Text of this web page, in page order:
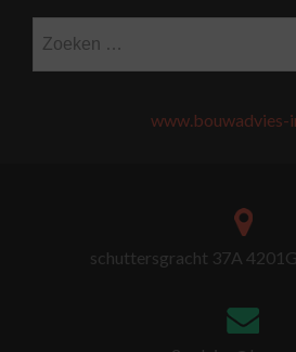
naar:
www.bouwadvies-
schuttersgracht 37A